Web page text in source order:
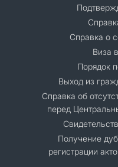
Справка о
Виза
Порядок
Выход из
Cправка об
перед
Получение
регистрации